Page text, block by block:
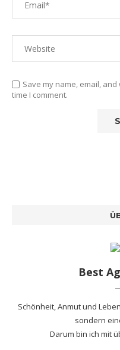
Save my name, email,
time I comment.
Best
Schönheit, Anmut und
sondern
Darum bin ich mit